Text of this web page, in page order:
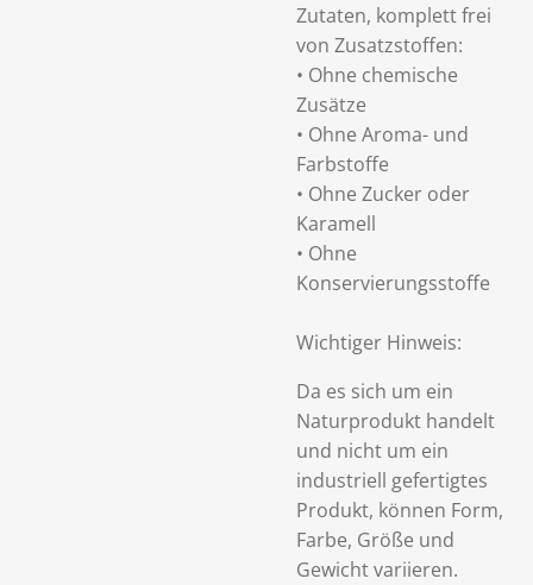
Zutaten, komplett frei
von Zusatzstoffen:
• Ohne chemische
Zusätze
• Ohne Aroma- und
Farbstoffe
• Ohne Zucker oder
Karamell
• Ohne
Konservierungsstoffe
Wichtiger Hinweis:
Da es sich um ein
Naturprodukt handelt
und nicht um ein
industriell gefertigtes
Produkt, können Form,
Farbe, Größe und
Gewicht variieren.